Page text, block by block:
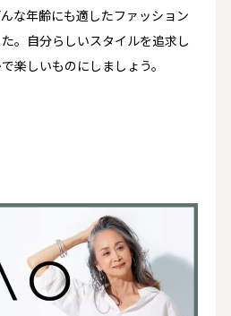
な年齢にも適したファッション
。自分らしいスタイルを追求し
楽しいものにしましょう。